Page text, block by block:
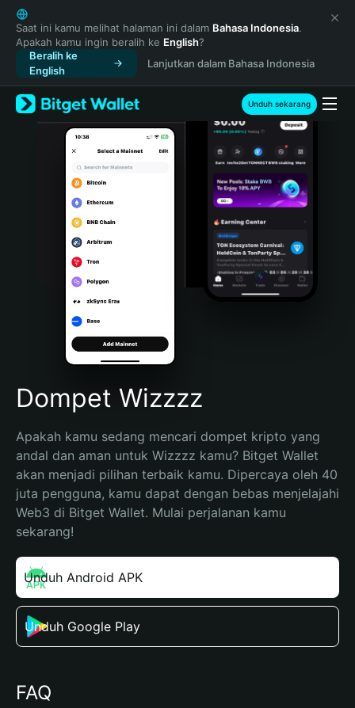
English
日本語
Tiếng Việt
Русский
Español (Latinoamérica)
Türkçe
Italiano
Português (Portugal)
Bahasa Indonesia
Português (Brasil)
Español (Argentina)
Saat ini kamu melihat halaman ini dalam Bahasa Indonesia.
Apakah kamu ingin beralih ke English?
Beralih ke
English
Lanjutkan dalam Bahasa Indonesia
Unduh sekarang
Dompet Wizzzz
Apakah kamu sedang mencari dompet kripto yang
andal dan aman untuk Wizzzz kamu? Bitget Wallet
akan menjadi pilihan terbaik kamu. Dipercaya oleh 40
juta pengguna, kamu dapat dengan bebas menjelajahi
Web3 di Bitget Wallet. Mulai perjalanan kamu
sekarang!
Unduh Android APK
Unduh Google Play
FAQ